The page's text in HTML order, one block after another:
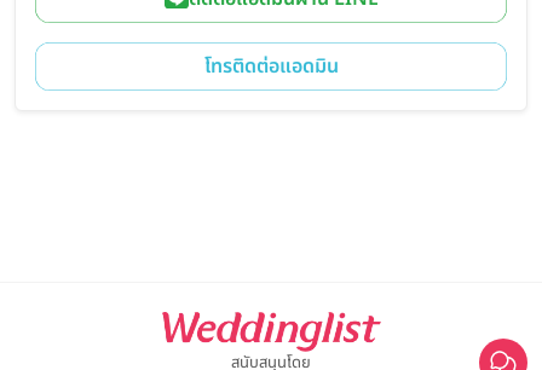
โทรติดต่อแอดมิน
สนับสนุนโดย